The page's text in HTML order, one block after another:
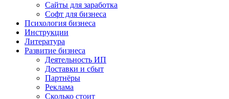
Сайты для заработка
Софт для бизнеса
Психология бизнеса
Инструкции
Литература
Развитие бизнеса
Деятельность ИП
Доставки и сбыт
Партнёры
Реклама
Сколько стоит